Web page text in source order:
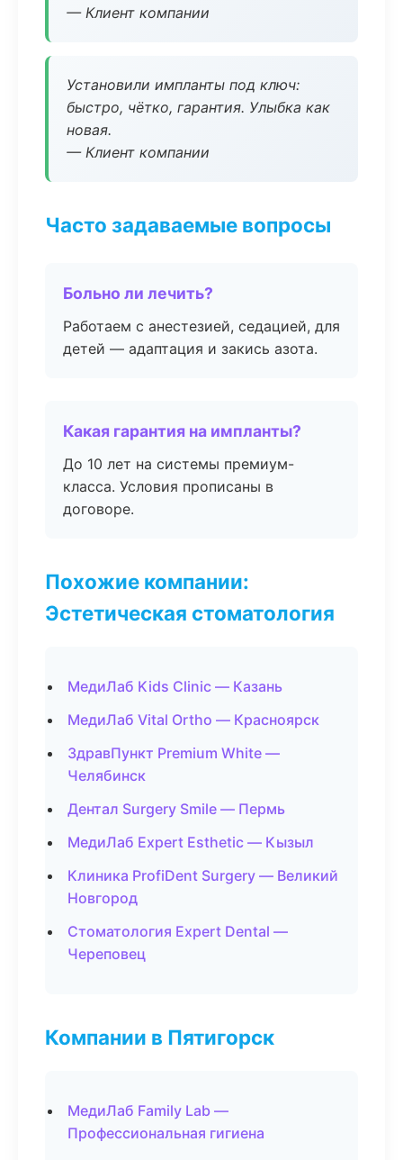
— Клиент компании
Установили импланты под ключ:
быстро, чётко, гарантия. Улыбка как
новая.
— Клиент компании
Часто задаваемые вопросы
Больно ли лечить?
Работаем с анестезией, седацией, для
детей — адаптация и закись азота.
Какая гарантия на импланты?
До 10 лет на системы премиум-
класса. Условия прописаны в
договоре.
Похожие компании:
Эстетическая стоматология
МедиЛаб Kids Clinic — Казань
МедиЛаб Vital Ortho — Красноярск
ЗдравПункт Premium White —
Челябинск
Дентал Surgery Smile — Пермь
МедиЛаб Expert Esthetic — Кызыл
Клиника ProfiDent Surgery — Великий
Новгород
Стоматология Expert Dental —
Череповец
Компании в Пятигорск
МедиЛаб Family Lab —
Профессиональная гигиена